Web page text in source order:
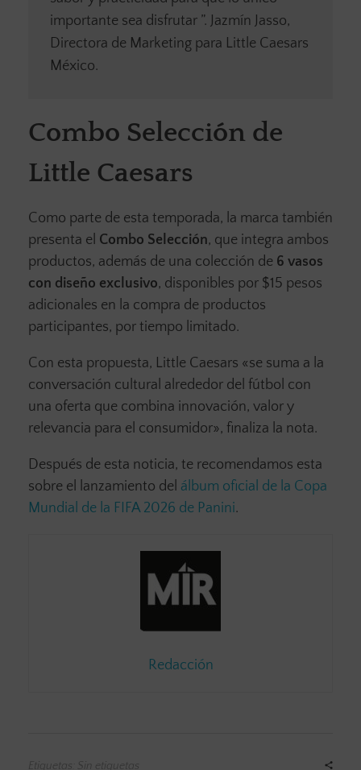
importante sea disfrutar ”. Jazmín Jasso,
Directora de Marketing para Little Caesars
México.
Combo Selección de
Little Caesars
Como parte de esta temporada, la marca también
presenta el Combo Selección, que integra ambos
productos, además de una colección de 6 vasos
con diseño exclusivo, disponibles por $15 pesos
adicionales en la compra de productos
participantes, por tiempo limitado.
Con esta propuesta, Little Caesars «se suma a la
conversación cultural alrededor del fútbol con
una oferta que combina innovación, valor y
relevancia para el consumidor», finaliza la nota.
Después de esta noticia, te recomendamos esta
sobre el lanzamiento del álbum oficial de la Copa
Mundial de la FIFA 2026 de Panini.
Redacción
Etiquetas: Sin etiquetas